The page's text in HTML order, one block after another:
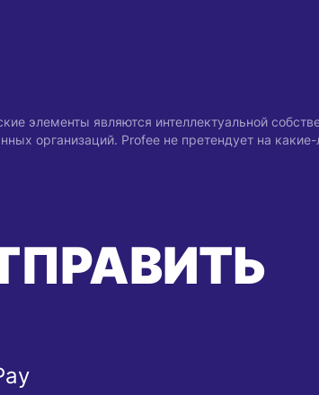
элементы являются интеллектуальной
организаций. Profee не претендует на